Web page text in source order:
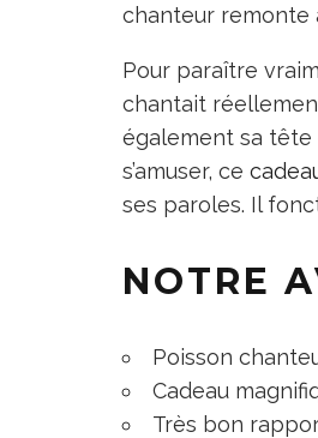
chanteur remonte
Pour paraître
chantait
également sa tête
s’amuser, ce
ses paroles. Il
NOTRE
Poisson
Cadeau
Très bon